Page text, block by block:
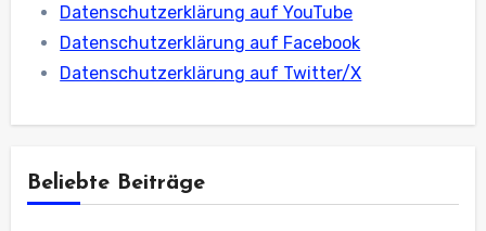
Datenschutzerklärung auf YouTube
Datenschutzerklärung auf Facebook
Datenschutzerklärung auf Twitter/X
Beliebte Beiträge